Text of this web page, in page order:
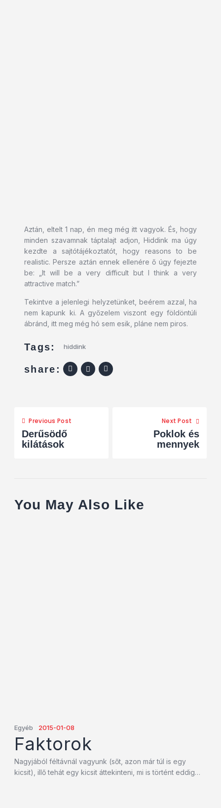
Aztán, eltelt 1 nap, én meg még itt vagyok. És, hogy
minden szavamnak táptalajt adjon, Hiddink ma úgy
kezdte a sajtótájékoztatót, hogy reasons to be
realistic. Persze aztán ennek ellenére ő úgy fejezte
be: „It will be a very difficult but I think a very
attractive match.”
Tekintve a jelenlegi helyzetünket, beérem azzal, ha
nem kapunk ki. A győzelem viszont egy földöntúli
ábránd, itt meg még hó sem esik, pláne nem piros.
Tags: hiddink
share:
Previous Post
Derűsödő
kilátások
Next Post
Poklok és
mennyek
You May Also Like
Egyéb 2015-01-08
Faktorok
Nagyjából féltávnál vagyunk (sőt, azon már túl is egy
kicsit), illő tehát egy kicsit áttekinteni, mi is történt eddig…